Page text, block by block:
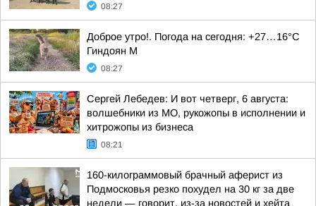
08:27
Доброе утро!. Погода на сегодня: +27…16°С
Гиндоян М
08:27
Сергей Лебедев: И вот четверг, 6 августа:
волшебники из МО, рукожопы в исполнении и
хитрожопы из бизнеса
08:21
160-килограммовый брачный аферист из
Подмосковья резко похудел на 30 кг за две
недели — говорит, из-за новостей и хейта